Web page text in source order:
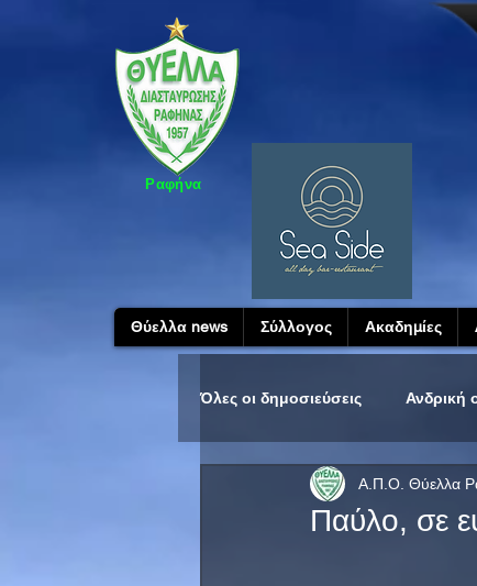
Ραφήνα
Θύελλα news Σύλλογος Ακαδημίες
Όλες οι δημοσιεύσεις Ανδρική
Παύλο, σε
Α.Π.Ο. Θύελλα